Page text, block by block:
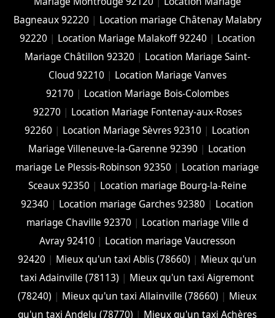
Bagneaux 92220 | Location mariage Châtenay Malabry
92220 | Location Mariage Malakoff 92240 | Location
Mariage Châtillon 92320 | Location Mariage Saint-
Cloud 92210 | Location Mariage Vanves
92170 | Location Mariage Bois-Colombes
92270 | Location Mariage Fontenay-aux-Roses
92260 | Location Mariage Sèvres 92310 | Location
Mariage Villeneuve-la-Garenne 92390 | Location
mariage Le Plessis-Robinson 92350 | Location mariage
Sceaux 92350 | Location mariage Bourg-la-Reine
92340 | Location mariage Garches 92380 | Location
mariage Chaville 92370 | Location mariage Ville d
Avray 92410 | Location mariage Vaucresson
92420 | Mieux qu'un taxi Ablis (78660) | Mieux qu'un
taxi Adainville (78113) | Mieux qu'un taxi Aigremont
(78240) | Mieux qu'un taxi Allainville (78660) | Mieux
qu'un taxi Andelu (78770) | Mieux qu'un taxi Achères